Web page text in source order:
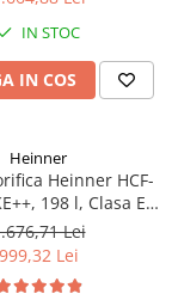
IN STOC
IN COS
Heinner
Heinner HCF-
198 l, Clasa E,
inverter, Display
Negru
Lei
999,32 Lei